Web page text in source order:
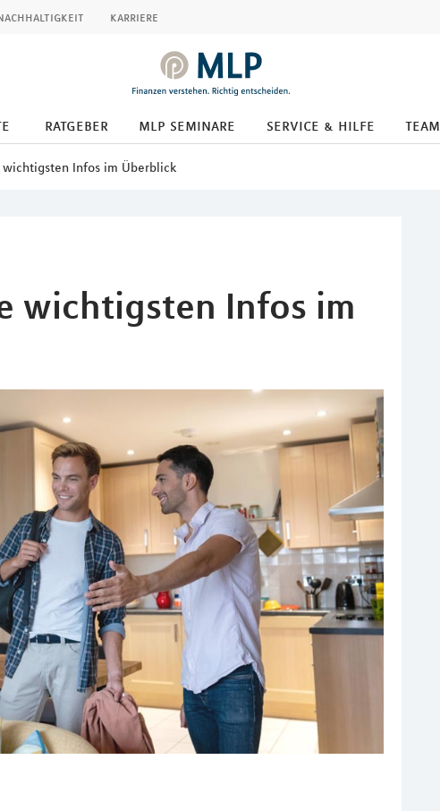
karriere
ratgeber mlp seminare service & hilfe team
Infos im Überblick
wichtigsten Infos im